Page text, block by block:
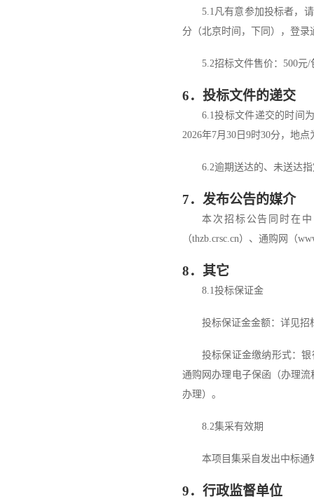
5.1凡有意参加投标者，
分（北京时间，下同），登录
5.2招标文件售价： 500元/
6． 投标文件的递交
6.1投标文件递交的时间
2026年7月 30 日 9时30分 ，地点
6.2逾期送达的、未送达
7． 发布公告的媒介
本次招标公告同时在
（thzb.crsc.cn） 、通购网 （
8．其它
8.1投标保证金
投标保证金金额：详见招
投标保证金缴纳形式：
通购网办理电子保函（办理
办理）。
8.2集采有效期
本项目集采自发出中标通
9．行政监督单位